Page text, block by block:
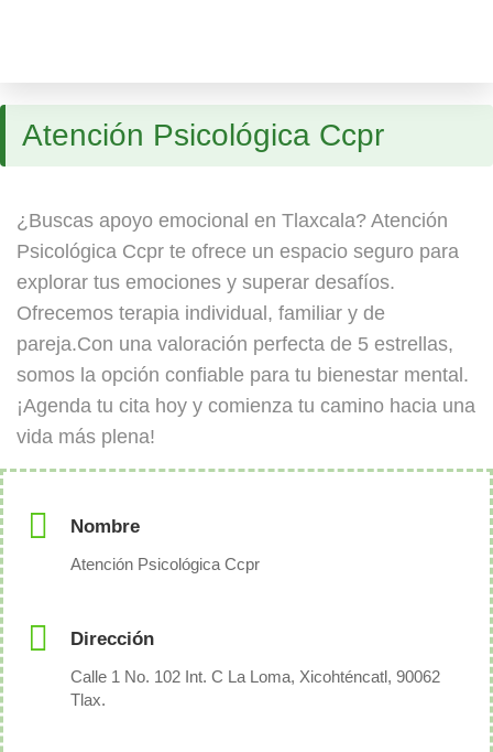
Atención Psicológica Ccpr
¿Buscas apoyo emocional en Tlaxcala? Atención
Psicológica Ccpr te ofrece un espacio seguro para
explorar tus emociones y superar desafíos.
Ofrecemos terapia individual, familiar y de
pareja.Con una valoración perfecta de 5 estrellas,
somos la opción confiable para tu bienestar mental.
¡Agenda tu cita hoy y comienza tu camino hacia una
vida más plena!
Nombre
Atención Psicológica Ccpr
Dirección
Calle 1 No. 102 Int. C La Loma, Xicohténcatl, 90062
Tlax.